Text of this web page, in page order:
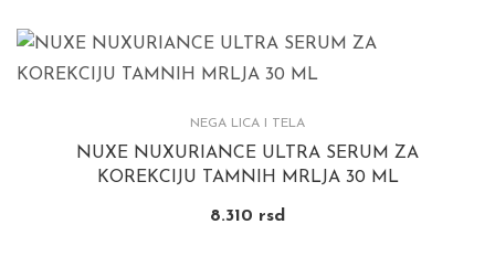
NEGA LICA I TELA
NUXE NUXURIANCE ULTRA SERUM ZA
KOREKCIJU TAMNIH MRLJA 30 ML
8.310 rsd